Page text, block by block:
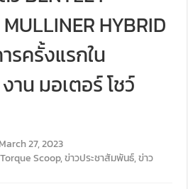
HYBRID
รครั้งแรกใน
าน มอเตอร์ โชว์
March 27, 2023
Torque Scoop,ข่าวประชาสัมพันธ์,ข่าว